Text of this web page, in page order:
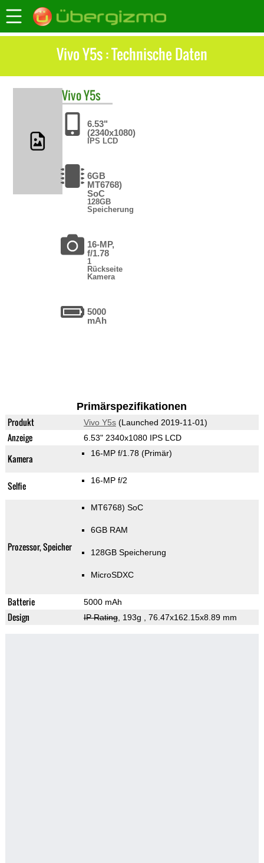
Vivo Y5s : Technische Daten
VivoY5s
6.53"
(2340x1080)
IPS LCD
6GB
MT6768)
SoC
128GB
Speicherung
16-MP,
f/1.78
1
Rückseite
Kamera
5000
mAh
Primärspezifikationen
Produkt Vivo Y5s(Launched 2019-11-01)
Anzeige 6.53" 2340x1080 IPS LCD
Kamera 16-MP f/1.78 (Primär)
Selfie 16-MP f/2
Prozessor, Speicher
MT6768) SoC
6GB RAM
128GB Speicherung
MicroSDXC
Batterie 5000 mAh
Design IP Rating, 193g , 76.47x162.15x8.89 mm